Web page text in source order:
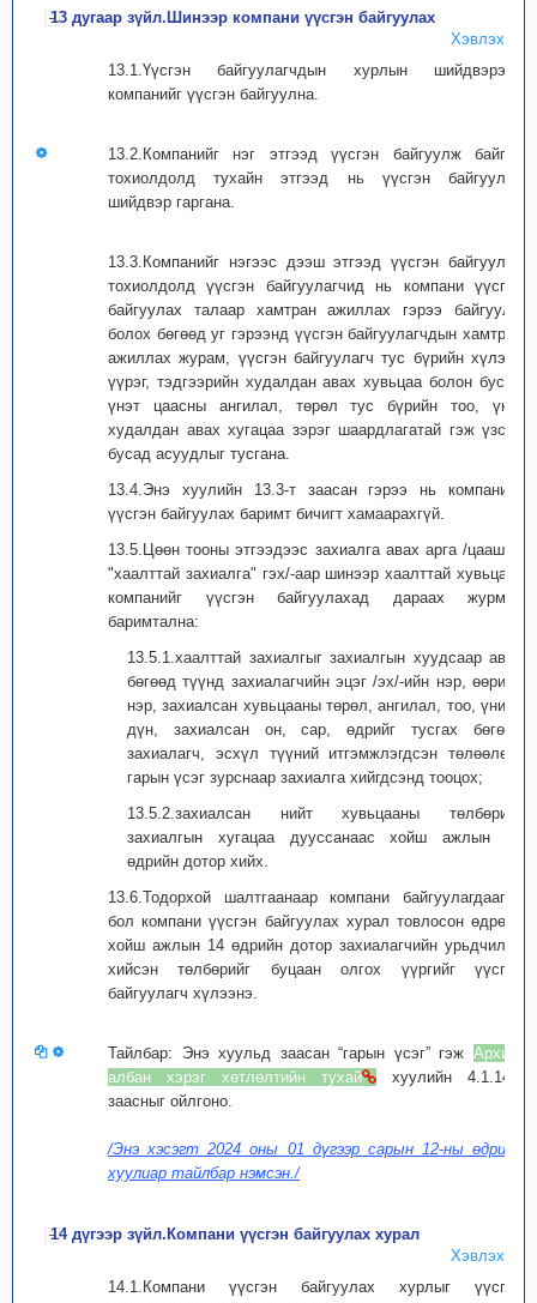
13 дугаар зүйл.Шинээр компани үүсгэн байгуулах
Хэвлэх
13.1.Үүсгэн байгуулагчдын хурлын шийдвэрээр
компанийг үүсгэн байгуулна.
13.2.Компанийг нэг этгээд үүсгэн байгуулж байгаа
тохиолдолд тухайн этгээд нь үүсгэн байгуулах
шийдвэр гаргана.
13.3.Компанийг нэгээс дээш этгээд үүсгэн байгуулах
тохиолдолд үүсгэн байгуулагчид нь компани үүсгэн
байгуулах талаар хамтран ажиллах гэрээ байгуулж
болох бөгөөд уг гэрээнд үүсгэн байгуулагчдын хамтран
ажиллах журам, үүсгэн байгуулагч тус бүрийн хүлээх
үүрэг, тэдгээрийн худалдан авах хувьцаа болон бусад
үнэт цаасны ангилал, төрөл тус бүрийн тоо, үнэ,
худалдан авах хугацаа зэрэг шаардлагатай гэж үзсэн
бусад асуудлыг тусгана.
13.4.Энэ хуулийн 13.3-т заасан гэрээ нь компанийг
үүсгэн байгуулах баримт бичигт хамаарахгүй.
13.5.Цөөн тооны этгээдээс захиалга авах арга /цаашид
"хаалттай захиалга" гэх/-аар шинээр хаалттай хувьцаат
компанийг үүсгэн байгуулахад дараах журмыг
баримтална:
13.5.1.хаалттай захиалгыг захиалгын хуудсаар авах
бөгөөд түүнд захиалагчийн эцэг /эх/-ийн нэр, өөрийн
нэр, захиалсан хувьцааны төрөл, ангилал, тоо, үнийн
дүн, захиалсан он, сар, өдрийг тусгах бөгөөд
захиалагч, эсхүл түүний итгэмжлэгдсэн төлөөлөгч
гарын үсэг зурснаар захиалга хийгдсэнд тооцох;
13.5.2.захиалсан нийт хувьцааны төлбөрийг
захиалгын хугацаа дууссанаас хойш ажлын 30
өдрийн дотор хийх.
13.6.Тодорхой шалтгаанаар компани байгуулагдаагүй
бол компани үүсгэн байгуулах хурал товлосон өдрөөс
хойш ажлын 14 өдрийн дотор захиалагчийн урьдчилан
хийсэн төлбөрийг буцаан олгох үүргийг үүсгэн
байгуулагч хүлээнэ.
Тайлбар: Энэ хуульд заасан “гарын үсэг” гэж Архив,
албан хэрэг хөтлөлтийн тухай
хуулийн 4.1.14-т
заасныг ойлгоно.
/Энэ хэсэгт 2024 оны 01 дүгээр сарын 12-ны өдрийн
хуулиар тайлбар нэмсэн./
14 дүгээр зүйл.Компани үүсгэн байгуулах хурал
Хэвлэх
14.1.Компани үүсгэн байгуулах хурлыг үүсгэн